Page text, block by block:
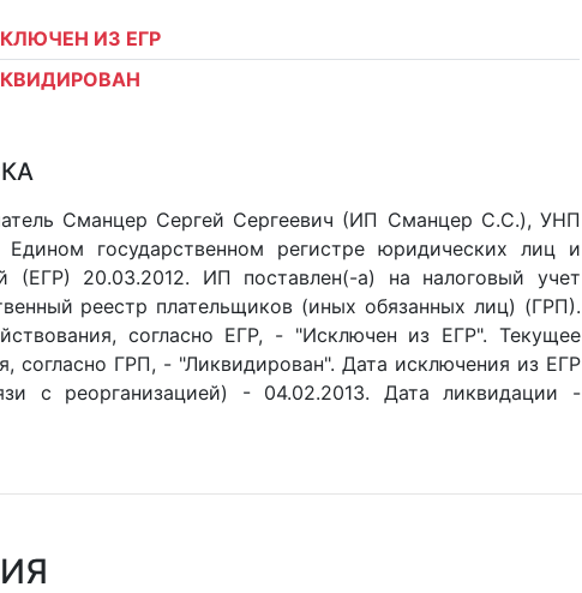
ИЗ ЕГР
Сманцер Сергей Сергеевич (ИП Сманцер С.С.), УНП
Едином государственном регистре юридических лиц и
(ЕГР) 20.03.2012. ИП поставлен(-a) на налоговый учет
реестр плательщиков (иных обязанных лиц) (ГРП).
согласно ЕГР, - "Исключен из ЕГР". Текущее
согласно ГРП, - "Ликвидирован". Дата исключения из ЕГР
с реорганизацией) - 04.02.2013. Дата ликвидации -